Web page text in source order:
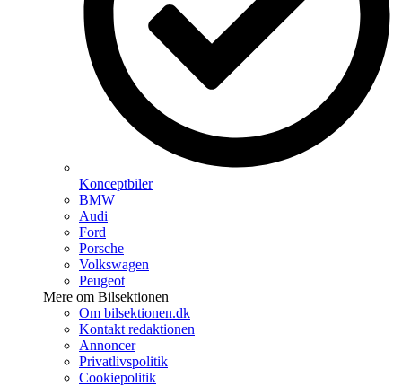
Konceptbiler
BMW
Audi
Ford
Porsche
Volkswagen
Peugeot
Mere om Bilsektionen
Om bilsektionen.dk
Kontakt redaktionen
Annoncer
Privatlivspolitik
Cookiepolitik